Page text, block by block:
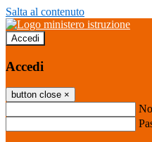
Salta al contenuto
Accedi
Accedi
button close ×